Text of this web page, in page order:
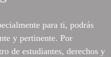
para ti, podrás
y pertinente. Por
de estudiantes, derechos y